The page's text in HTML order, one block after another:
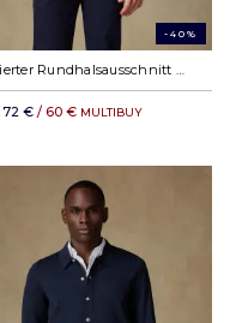
-40%
72 € / 60 € MULTIBUY